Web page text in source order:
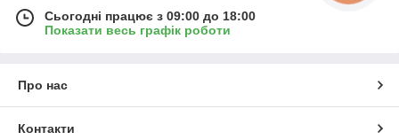
Сьогодні працює з 09:00 до 18:00
Показати весь графік роботи
Про нас
Контакти